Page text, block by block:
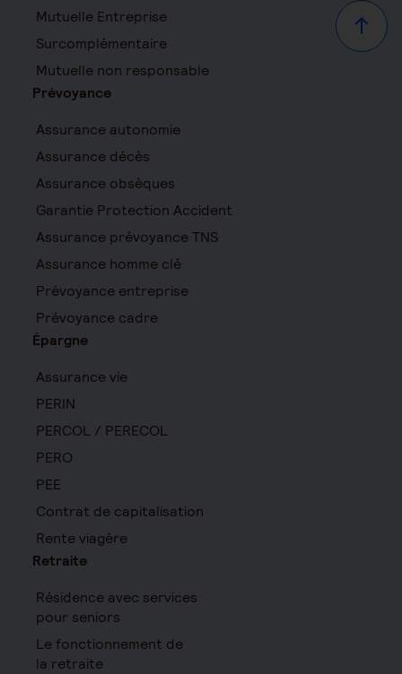
Haut
Mutuelle Entreprise
Surcomplémentaire
Mutuelle non responsable
Prévoyance
Assurance autonomie
Assurance décès
Assurance obsèques
Garantie Protection Accident
Assurance prévoyance TNS
Assurance homme clé
Prévoyance entreprise
Prévoyance cadre
Épargne
Assurance vie
PERIN
PERCOL / PERECOL
PERO
PEE
Contrat de capitalisation
Rente viagère
Retraite
Résidence avec services
pour seniors
Le fonctionnement de
la retraite